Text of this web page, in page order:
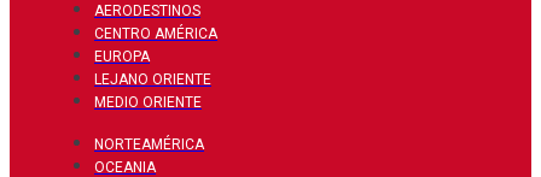
AERODESTINOS
CENTRO AMÉRICA
EUROPA
LEJANO ORIENTE
MEDIO ORIENTE
NORTEAMÉRICA
OCEANIA